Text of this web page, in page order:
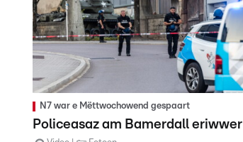
N7 war e Mëttwochowend gespaart
Policeasaz am Bamerdall eriwwer